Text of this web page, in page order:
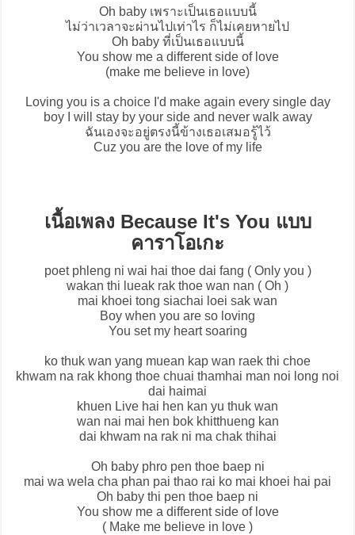
Oh baby เพราะเป็นเธอแบบนี้
ไม่ว่าเวลาจะผ่านไปเท่าไร ก็ไม่เคยหายไป
Oh baby ที่เป็นเธอแบบนี้
You show me a different side of love
(make me believe in love)
Loving you is a choice I'd make again every single day
boy I will stay by your side and never walk away
ฉันเองจะอยู่ตรงนี้ข้างเธอเสมอรู้ไว้
Cuz you are the love of my life
เนื้อเพลง Because It's You แบบ
คาราโอเกะ
poet phleng ni wai hai thoe dai fang ( Only you )
wakan thi lueak rak thoe wan nan ( Oh )
mai khoei tong siachai loei sak wan
Boy when you are so loving
You set my heart soaring
ko thuk wan yang muean kap wan raek thi choe
khwam na rak khong thoe chuai thamhai man noi long noi
dai haimai
khuen Live hai hen kan yu thuk wan
wan nai mai hen bok khitthueng kan
dai khwam na rak ni ma chak thihai
Oh baby phro pen thoe baep ni
mai wa wela cha phan pai thao rai ko mai khoei hai pai
Oh baby thi pen thoe baep ni
You show me a different side of love
( Make me believe in love )